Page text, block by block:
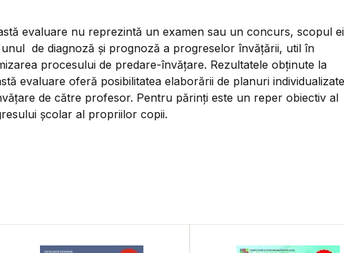
evaluare nu reprezintă un examen sau un concurs, scopul ei
de diagnoză şi prognoză a progreselor învățării, util în
procesului de predare-învăţare. Rezultatele obţinute la
evaluare oferă posibilitatea elaborării de planuri individualizate
de către profesor. Pentru părinți este un reper obiectiv al
şcolar al propriilor copii.